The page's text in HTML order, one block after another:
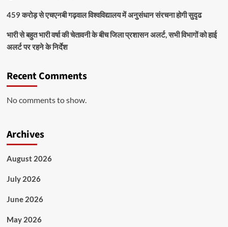
459 करोड़ से एचएनबी गढ़वाल विश्वविद्यालय में अनुसंधान संरचना होगी सुदृढ
भारी से बहुत भारी वर्षा की चेतावनी के बीच जिला प्रशासन अलर्ट, सभी विभागों को हाई
अलर्ट पर रहने के निर्देश
Recent Comments
No comments to show.
Archives
August 2026
July 2026
June 2026
May 2026